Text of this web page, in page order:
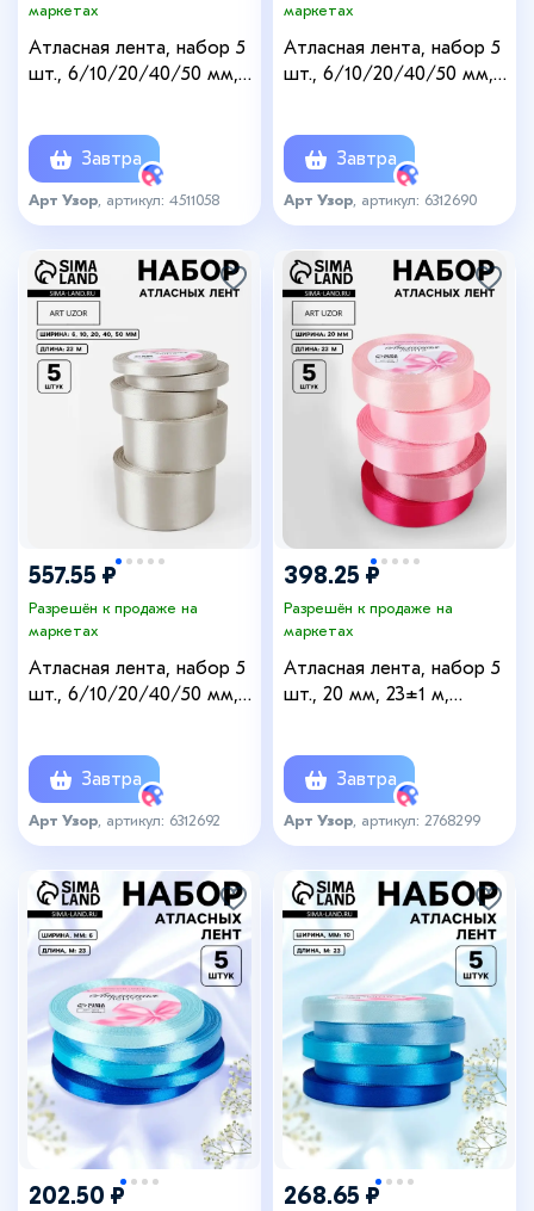
маркетах
Атласная лента, набор 5
шт., 6/10/20/40/50 мм,
Завтра
Арт Узор , артикул: 4511058
маркетах
Атласная лента, набор 5
шт., 6/10/20/40/50 мм,
Завтра
Арт Узор , артикул: 6312690
557.55 ₽
Разрешён к продаже на
маркетах
Атласная лента, набор 5
шт., 6/10/20/40/50 мм,
Завтра
Арт Узор , артикул: 6312692
398.25 ₽
Разрешён к продаже на
маркетах
Атласная лента, набор 5
шт., 20 мм, 23±1 м,
Завтра
Арт Узор , артикул: 2768299
202.50 ₽ 268.65 ₽